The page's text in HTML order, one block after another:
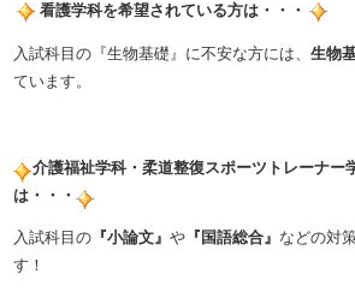
看護学科を希望されている方は・・・
入試科目の『生物基礎』に不安な方には、生物
ています。
介護福祉学科・柔道整復スポーツトレーナー
は・・・
入試科目の 『小論文』や 『国語総合』 などの対
す！